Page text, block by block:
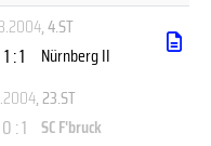
, 4.ST
1 : 1
Nürnberg II
, 23.ST
0 : 1 SC F'bruck